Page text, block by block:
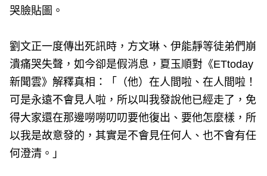
哭臉貼圖。
劉文正一度傳出死訊時，方文琳、伊能靜等徒弟們崩
潰痛哭失聲，如今卻是假消息，夏玉順對《ETtoday
新聞雲》解釋真相：「（他）在人間啦、在人間啦！
可是永遠不會見人啦，所以叫我發說他已經走了，免
得大家還在那邊嘮嘮叨叨要他復出、要他怎麼樣，所
以我是故意發的，其實是不會見任何人、也不會有任
何澄清。」